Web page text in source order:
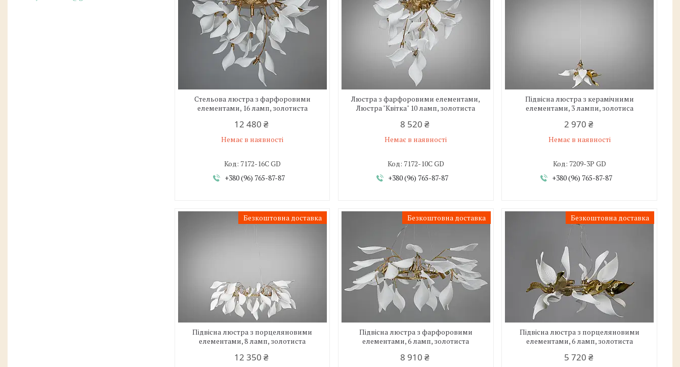
Стельова люстра з фарфоровими
елементами, 16 ламп, золотиста
12 480 ₴
Немає в наявності
7172-16C GD
+380 (96) 765-87-87
Люстра з фарфоровими елементами,
Люстра "Квітка" 10 ламп, золотиста
8 520 ₴
Немає в наявності
7172-10C GD
+380 (96) 765-87-87
Підвісна люстра з керамічними
елементами, 3 лампи, золотиса
2 970 ₴
Немає в наявності
7209-3P GD
+380 (96) 765-87-87
Безкоштовна доставка
Підвісна люстра з порцеляновими
елементами, 8 ламп, золотиста
12 350 ₴
Безкоштовна доставка
Підвісна люстра з фарфоровими
елементами, 6 ламп, золотиста
8 910 ₴
Безкоштовна доставка
Підвісна люстра з порцеляновими
елементами, 6 ламп, золотиста
5 720 ₴